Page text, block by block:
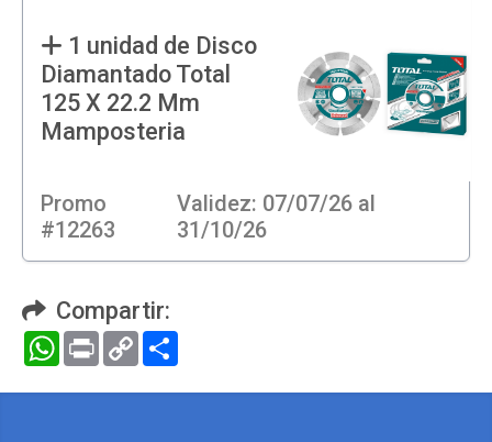
1 unidad de Disco
Diamantado Total
125 X 22.2 Mm
Mamposteria
Promo
#12263
Validez: 07/07/26 al
31/10/26
Compartir:
WhatsApp
Print Copy
Link